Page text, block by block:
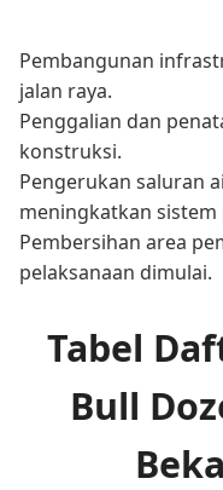
Pembangunan
jalan raya.
Penggalian dan
konstruksi.
Pengerukan saluran
meningkatkan sistem
Pembersihan area
pelaksanaan dimulai.
Tabel
Bull